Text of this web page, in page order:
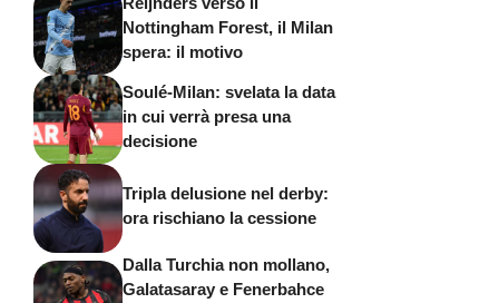
Nottingham Forest, il Milan
spera: il motivo
Soulé-Milan: svelata la data
in cui verrà presa una
decisione
Tripla delusione nel derby:
ora rischiano la cessione
Dalla Turchia non mollano,
Galatasaray e Fenerbahce